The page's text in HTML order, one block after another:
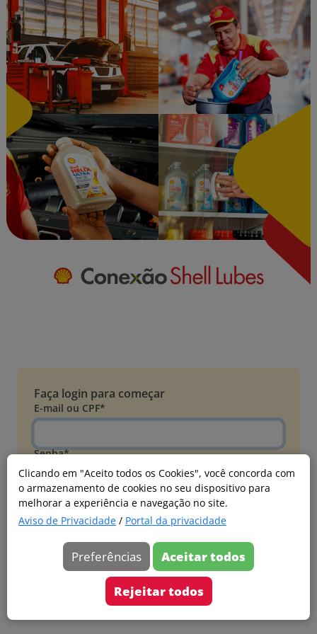
Clicando em "Aceito todos os Cookies", você concorda com
o armazenamento de cookies no seu dispositivo para
melhorar a experiência e navegação no site.
Aviso de Privacidade / Portal da privacidade
Preferências Aceitar todos
Rejeitar todos
Faça login para começar
E-mail ou CPF*
Senha*
Esqueci minha senha
Entrar
Acessar com Microsoft
Ainda não faz parte?
Cadastre-se
Versão 20260805.7